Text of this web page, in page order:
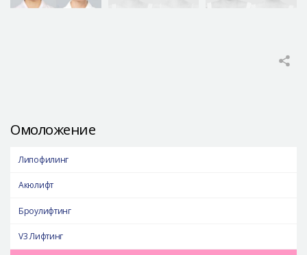
Омоложение
Липофилинг
Акюлифт
Броулифтинг
V3 Лифтинг